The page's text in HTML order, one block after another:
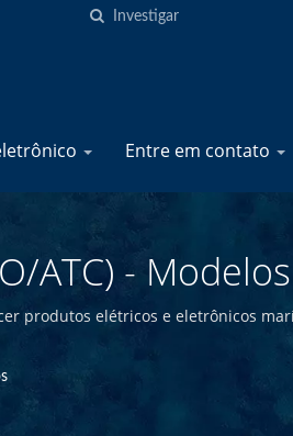
Entre em contato
ATC) - Modelos
De
produtos elétricos e eletrônicos
oferecer produtos marítimos de alta